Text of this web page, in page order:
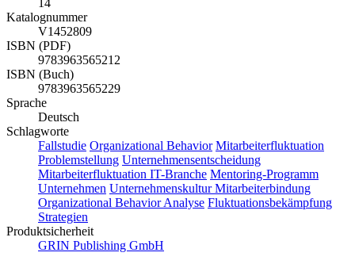
Katalognummer
V1452809
ISBN (PDF)
9783963565212
ISBN (Buch)
9783963565229
Sprache
Deutsch
Schlagworte
Fallstudie Organizational Behavior Mitarbeiterfluktuation
Problemstellung Unternehmensentscheidung
Mitarbeiterfluktuation IT-Branche Mentoring-Programm
Unternehmen Unternehmenskultur Mitarbeiterbindung
Organizational Behavior Analyse Fluktuationsbekämpfung
Strategien
Produktsicherheit
GRIN Publishing GmbH